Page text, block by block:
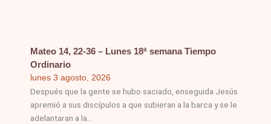
Mateo 14, 22-36 – Lunes 18ª semana Tiempo
Ordinario
lunes 3 agosto, 2026
Después que la gente se hubo saciado, enseguida Jesús
apremió a sus discípulos a que subieran a la barca y se le
adelantaran a la